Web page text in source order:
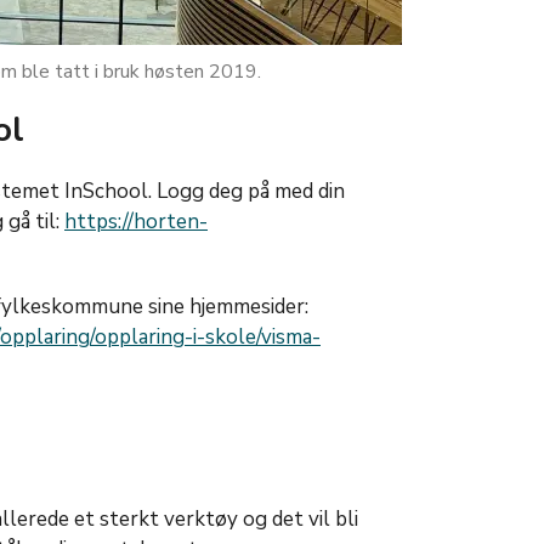
ble tatt i bruk høsten 2019.
InSchool. Logg deg på med din
gå til: https://horten-
sine hjemmesider:
opplaring-i-skole/visma-
et sterkt verktøy og det vil bli